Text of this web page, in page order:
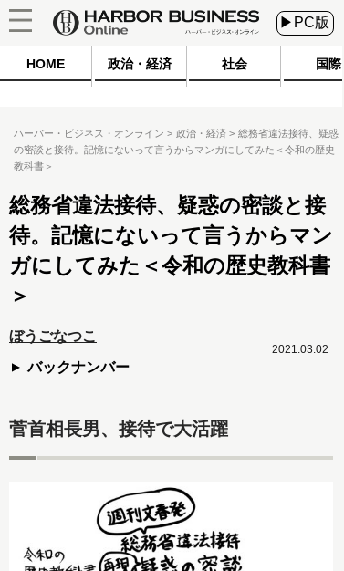
▶PC版
HOME 政治・経済 社会 国際
ハーバー・ビジネス・オンライン 政治・経済
総務省違法接待、疑惑
の密談と接待。記憶にないって言うからマンガにしてみた＜令和の歴史
教科書＞
総務省違法接待、疑惑の密談と接
待。記憶にないって言うからマン
ガにしてみた＜令和の歴史教科書
＞
ぼうごなつこ
バックナンバー
2021.03.02
菅首相長男、接待で大活躍